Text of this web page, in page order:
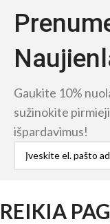
Gaukite 10%
sužinokite
išpardavimus!
REIKIA